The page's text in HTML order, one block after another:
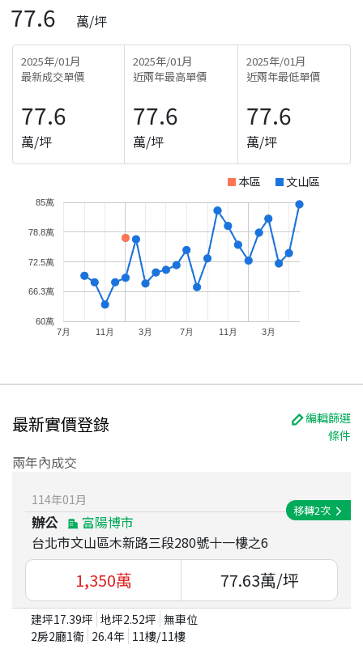
77.6 萬/坪
2025年/01月
最新成交單價
77.6
萬/坪
2025年/01月
近兩年最高單價
77.6
萬/坪
2025年/01月
近兩年最低單價
77.6
萬/坪
本區 文山區
7月 11月 3月 7月 11月 3月
60萬
66.3萬
72.5萬
78.8萬
85萬
最新實價登錄
編輯篩選
條件
兩年內成交
114年01 月
辦公
富陽博市
台北市文山區木新路三段280號十一樓之6
移轉2次
1,350萬 77.63萬/坪
建坪17.39坪 地坪2.52坪 無車位
2房2廳1衛 26.4年 11樓/11樓